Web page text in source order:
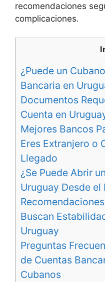
recomendaciones
complicaciones.
¿Puede un
Bancaria en
Documentos
Cuenta en
Mejores Bancos
Eres Extranjero o
Llegado
¿Se Puede Abrir
Uruguay Desde el
Buscan
Uruguay
Preguntas
de Cuentas
Cubanos